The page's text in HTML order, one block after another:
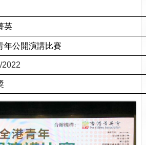
英
年公開演講比賽
2022